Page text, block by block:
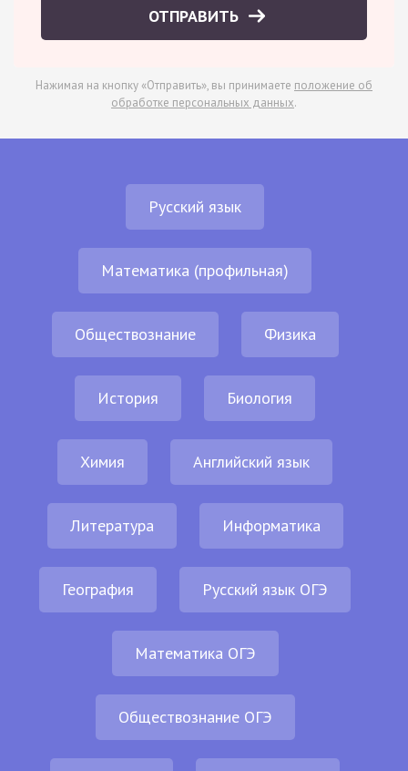
ОТПРАВИТЬ
Нажимая на кнопку «Отправить», вы принимаете положение об
обработке персональных данных.
Русский язык
Математика (профильная)
Обществознание Физика
История Биология
Химия Английский язык
Литература Информатика
География Русский язык ОГЭ
Математика ОГЭ
Обществознание ОГЭ